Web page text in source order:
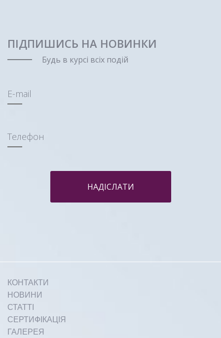
ПІДПИШИСЬ НА НОВИНКИ
Будь в курсі всіх подій
E-mail
Телефон
НАДІСЛАТИ
КОНТАКТИ
НОВИНИ
СТАТТІ
СЕРТИФІКАЦІЯ
ГАЛЕРЕЯ